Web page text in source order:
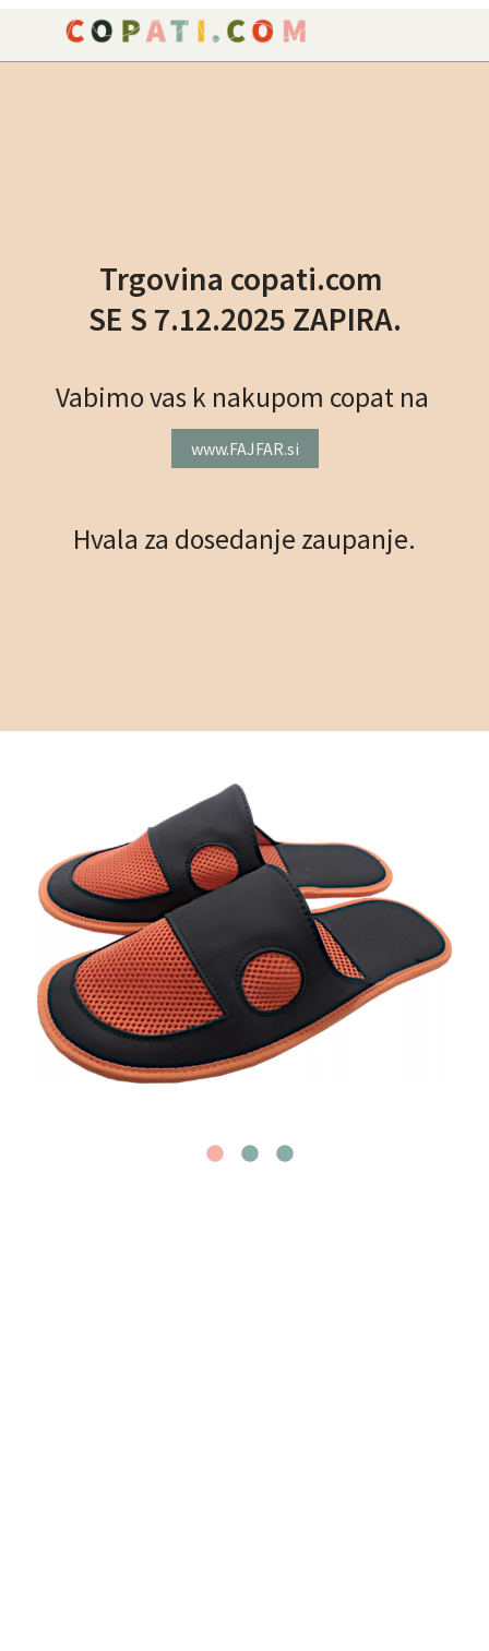
Trgovina copati.com
SE S 7.12.2025 ZAPIRA.
Vabimo vas k nakupom copat na
www.FAJFAR.si
Hvala za dosedanje zaupanje.